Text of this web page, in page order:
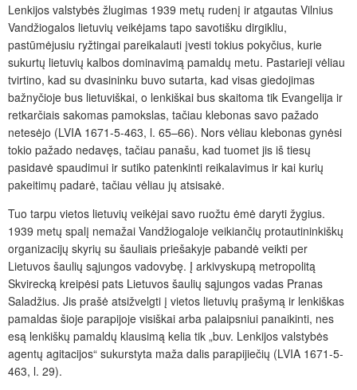
Lenkijos valstybės žlugimas 1939 metų rudenį ir atgautas Vilnius
Vandžiogalos lietuvių veikėjams tapo savotišku dirgikliu,
pastūmėjusiu ryžtingai pareikalauti įvesti tokius pokyčius, kurie
sukurtų lietuvių kalbos dominavimą pamaldų metu. Pastarieji vėliau
tvirtino, kad su dvasininku buvo sutarta, kad visas giedojimas
bažnyčioje bus lietuviškai, o lenkiškai bus skaitoma tik Evangelija ir
retkarčiais sakomas pamokslas, tačiau klebonas savo pažado
netesėjo (LVIA 1671-5-463, l. 65–66). Nors vėliau klebonas gynėsi
tokio pažado nedavęs, tačiau panašu, kad tuomet jis iš tiesų
pasidavė spaudimui ir sutiko patenkinti reikalavimus ir kai kurių
pakeitimų padarė, tačiau vėliau jų atsisakė.
Tuo tarpu vietos lietuvių veikėjai savo ruožtu ėmė daryti žygius.
1939 metų spalį nemažai Vandžiogaloje veikiančių protautininkiškų
organizacijų skyrių su šauliais priešakyje pabandė veikti per
Lietuvos šaulių sąjungos vadovybę. Į arkivyskupą metropolitą
Skvirecką kreipėsi pats Lietuvos šaulių sąjungos vadas Pranas
Saladžius. Jis prašė atsižvelgti į vietos lietuvių prašymą ir lenkiškas
pamaldas šioje parapijoje visiškai arba palaipsniui panaikinti, nes
esą lenkiškų pamaldų klausimą kelia tik „buv. Lenkijos valstybės
agentų agitacijos“ sukurstyta maža dalis parapijiečių (LVIA 1671-5-
463, l. 29).